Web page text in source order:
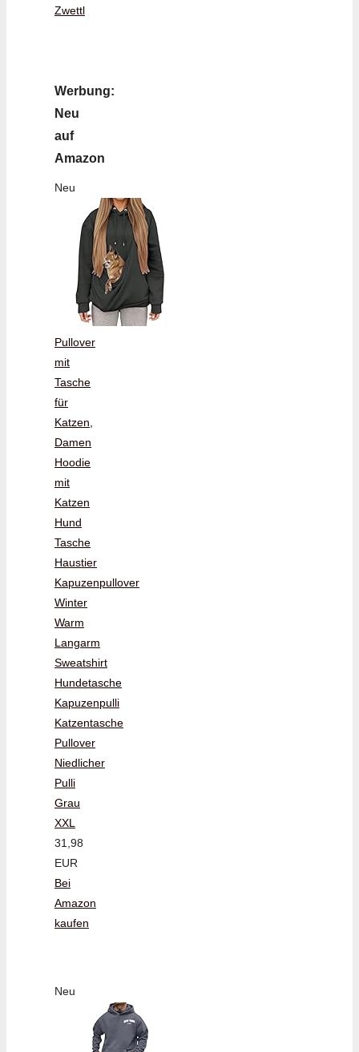
Zwettl
Werbung:
Neu
auf
Amazon
Neu
Pullover
mit
Tasche
für
Katzen,
Damen
Hoodie
mit
Katzen
Hund
Tasche
Haustier
Kapuzenpullover
Winter
Warm
Langarm
Sweatshirt
Hundetasche
Kapuzenpulli
Katzentasche
Pullover
Niedlicher
Pulli
Grau
XXL
31,98
EUR
Bei
Amazon
kaufen
Neu